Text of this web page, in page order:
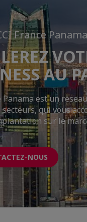
France Panama
AU
Panama est un
qui vous
sur le
NOUS